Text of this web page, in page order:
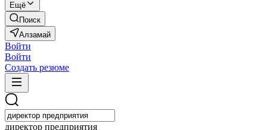
Ещё
Поиск
Алзамай
Войти
Войти
Создать резюме
директор предприятия